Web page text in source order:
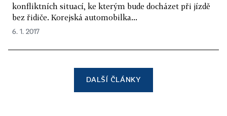
konfliktních situací, ke kterým bude docházet při jízdě
bez řidiče. Korejská automobilka...
6. 1. 2017
DALŠÍ ČLÁNKY